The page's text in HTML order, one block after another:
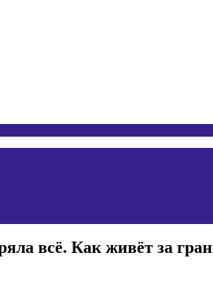
всё. Как живёт за